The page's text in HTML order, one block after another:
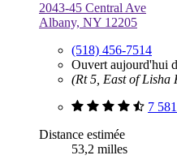
2043-45 Central Ave
Albany, NY 12205
(518) 456-7514
Ouvert aujourd'hui
(Rt 5, East of Lisha
7
Distance estimée
53,2 milles